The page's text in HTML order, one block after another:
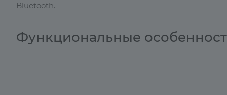
Bluetooth.
Функциональные